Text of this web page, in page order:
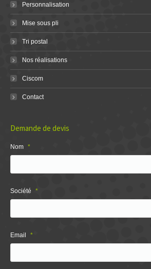
Personnalisation
Mise sous pli
Tri postal
Nos réalisations
Ciscom
Contact
Demande de devis
Nom *
Société *
Email *